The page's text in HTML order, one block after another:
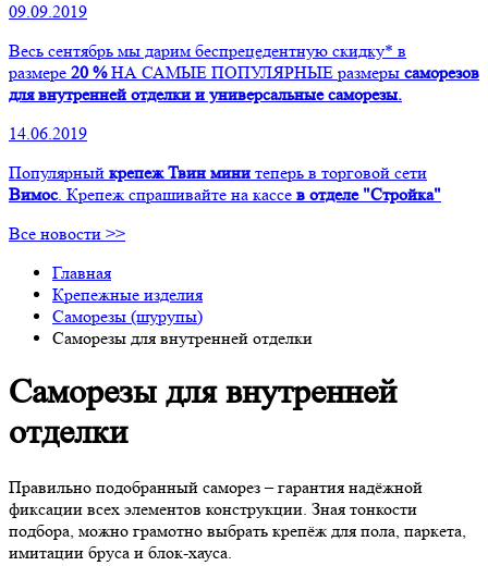
09.09.2019
Весь сентябрь мы дарим беспрецедентную скидку* в
размере 20 %НА САМЫЕ ПОПУЛЯРНЫЕ размеры саморезов
для внутренней отделки и универсальные саморезы.
14.06.2019
Популярный крепеж Твин мини теперь в торговой сети
Вимос. Крепеж спрашивайте на кассе в отделе "Стройка"
Все новости >>
Главная
Крепежные изделия
Саморезы (шурупы)
Саморезы для внутренней отделки
Саморезы для внутренней
отделки
Правильно подобранный саморез – гарантия надёжной
фиксации всех элементов конструкции. Зная тонкости
подбора, можно грамотно выбрать крепёж для пола, паркета,
имитации бруса и блок-хауса.